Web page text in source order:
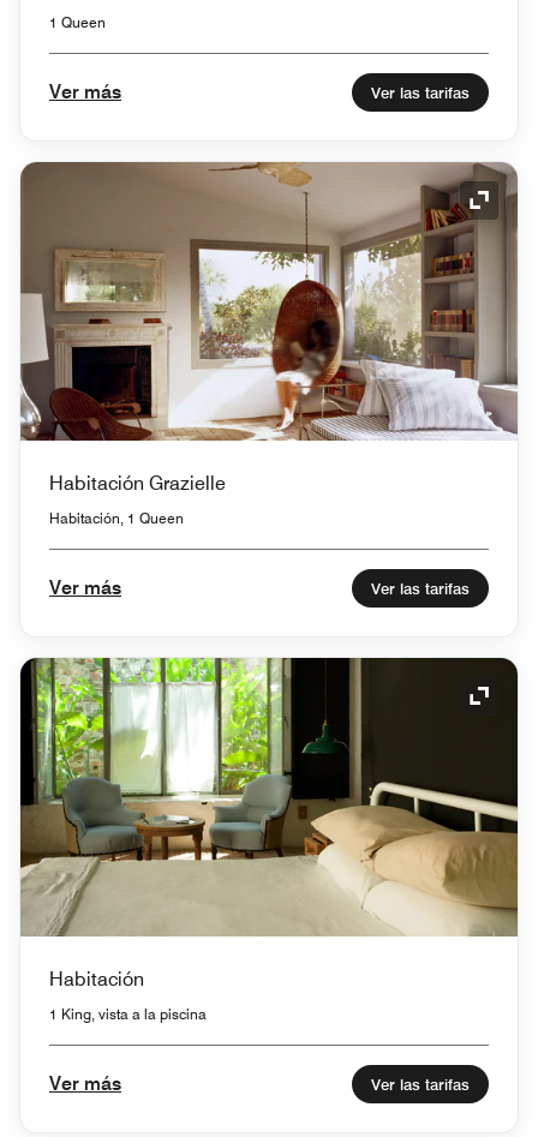
1 Queen
Ver más Ver las tarifas
Icono
Habitación Grazielle
Habitación, 1 Queen
Ver más Ver las tarifas
Icono
Habitación
1 King, vista a la piscina
Ver más Ver las tarifas